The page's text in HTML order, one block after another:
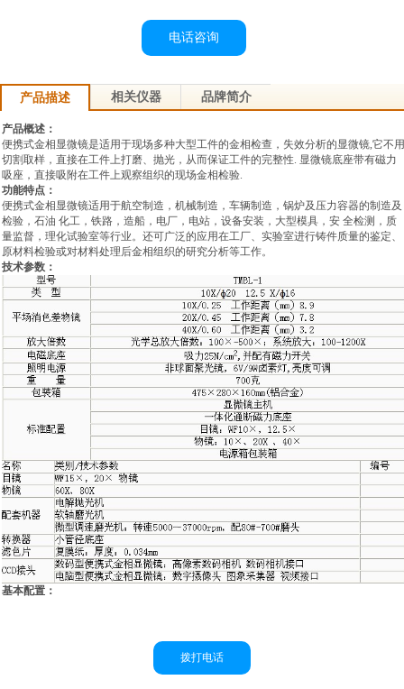
电话咨询
产品描述 相关仪器 品牌简介
产品概述：
便携式金相显微镜是适用于现场多种大型工件的金相检查，失效分析的显微镜,它不用
切割取样， 直接在工件上打磨、抛光， 从而保证工件的完整性. 显微镜底座带有磁力
吸座， 直接吸附在工件上观察组织的现场金相检验.
功能特点：
便携式金相显微镜适用于航空制造，机械制造，车辆制造， 锅炉及压力容器的制造及
检验，石油 化工， 铁路， 造船， 电厂，电站，设备安装， 大型模具， 安 全检测，质
量监督， 理化试验室等行业。还可广泛的应用在工厂、实验室进行铸件质量的鉴定、
原材料检验或对材料处理后金相组织的研究分析等工作。
技术参数：
基本配置：
拨打电话